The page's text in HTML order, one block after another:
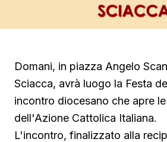
Domani, in piazza Angelo
Sciacca, avrà luogo la Festa
incontro diocesano che apre
dell'Azione Cattolica Italiana.
L'incontro, finalizzato alla